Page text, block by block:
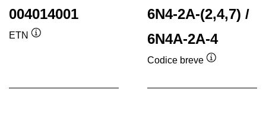
004014001
ETN
6N4-2A-(2,4,7) /
6N4A-2A-4
Codice breve